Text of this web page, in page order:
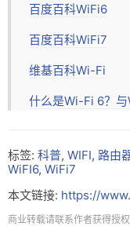
百度百科WiFi6
百度百科WiFi7
维基百科Wi-Fi
什么是Wi-Fi 6？
标签: 科普, WIFI, 路由
WiFI6, WiFi7
本文链接: https://
商业转载请联系作者获得授